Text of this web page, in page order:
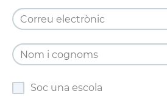
Soc una escola